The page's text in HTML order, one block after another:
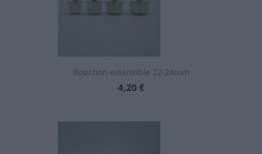
Bouchon extensible 22-24mm
Prix
4,20 €